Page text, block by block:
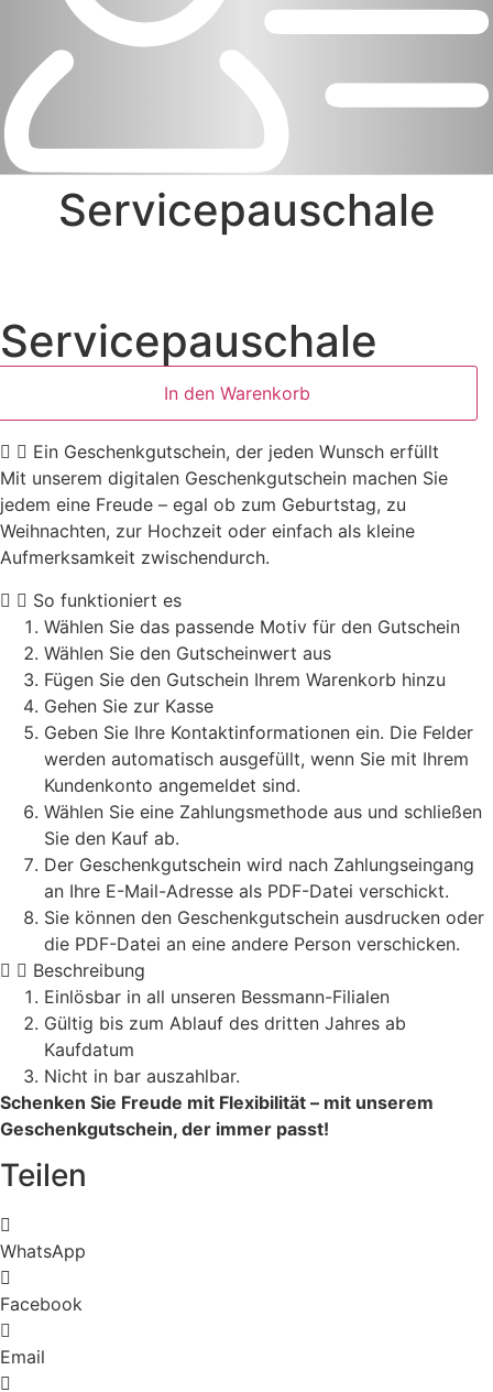
Servicepauschale
Servicepauschale
Servicepauschale
In den Warenkorb
Ein Geschenkgutschein, der jeden Wunsch erfüllt
Mit unserem digitalen Geschenkgutschein machen Sie
jedem eine Freude – egal ob zum Geburtstag, zu
Weihnachten, zur Hochzeit oder einfach als kleine
Aufmerksamkeit zwischendurch.
So funktioniert es
Wählen Sie das passende Motiv für den Gutschein
Wählen Sie den Gutscheinwert aus
Fügen Sie den Gutschein Ihrem Warenkorb hinzu
Gehen Sie zur Kasse
Geben Sie Ihre Kontaktinformationen ein. Die Felder
werden automatisch ausgefüllt, wenn Sie mit Ihrem
Kundenkonto angemeldet sind.
Wählen Sie eine Zahlungsmethode aus und schließen
Sie den Kauf ab.
Der Geschenkgutschein wird nach Zahlungseingang
an Ihre E-Mail-Adresse als PDF-Datei verschickt.
Sie können den Geschenkgutschein ausdrucken oder
die PDF-Datei an eine andere Person verschicken.
Beschreibung
Einlösbar in all unseren Bessmann-Filialen
Gültig bis zum Ablauf des dritten Jahres ab
Kaufdatum
Nicht in bar auszahlbar.
Schenken Sie Freude mit Flexibilität – mit unserem
Geschenkgutschein, der immer passt!
Teilen
WhatsApp
Facebook
Email